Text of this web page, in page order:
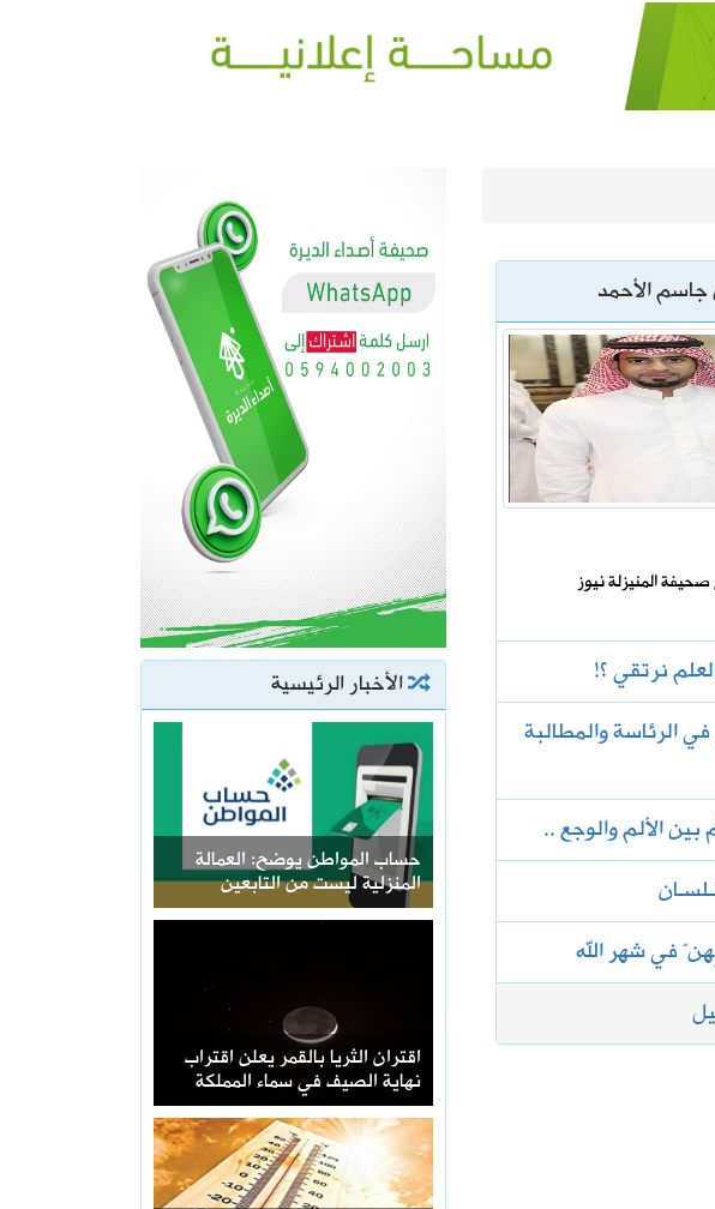
الواحة
الأخبار الرئيسية
حساب المواطن يوضح: العمالة
المنزلية ليست من التابعين
اقتران الثريا بالقمر يعلن اقتراب
نهاية الصيف في سماء المملكة
الأحمد
المنيزلة نيوز
نرتقي ؟!
في الرئاسة والمطالبة
بين الألم والوجع ..
في شهر الله